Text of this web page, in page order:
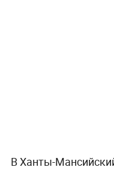
В Ханты-